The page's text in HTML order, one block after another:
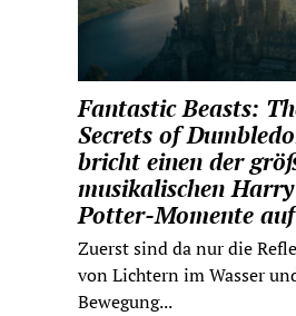
Fantastic Beasts:
Secrets of
bricht einen der
musikalischen Harry
Potter-Momente auf
Zuerst sind da nur die
von Lichtern im Wasser
Bewegung...